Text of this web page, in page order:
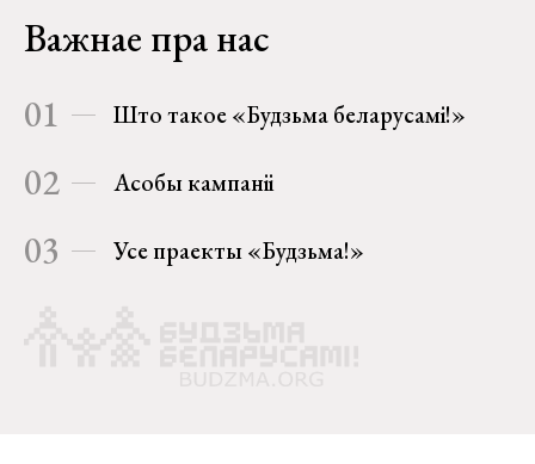
Важнае пра нас
01 Што такое «Будзьма беларусамі!»
02 Асобы кампаніі
03 Усе праекты «Будзьма!»